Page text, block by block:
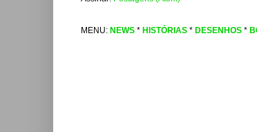
MENU: NEWS * HISTÓRIAS * DESENHOS *